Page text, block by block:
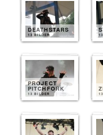
DEATHSTARS
13 BILDER
PROJECT
PITCHFORK
13 BILDER